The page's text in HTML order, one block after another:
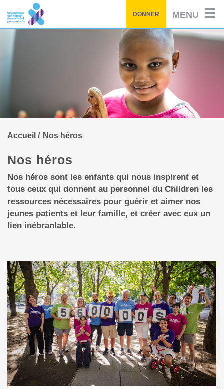
contenu
principal
DONNER MENU
Accueil Nos héros
Nos héros
Nos héros sont les enfants qui nous inspirent et
tous ceux qui donnent au personnel du Children les
ressources nécessaires pour guérir et aimer nos
jeunes patients et leur famille, et créer avec eux un
lien inébranlable.